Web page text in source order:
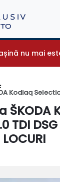
nu mai
Kodiaq
ŠKODA
TDI